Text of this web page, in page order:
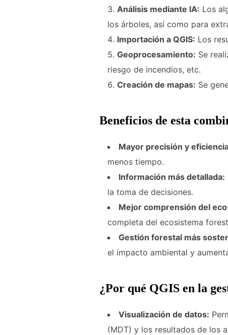
Análisis mediante IA: Los
los árboles, así como para
Importación a QGIS: Los
Geoprocesamiento: Se
riesgo de incendios, etc.
Creación de mapas: Se
Beneficios de esta
Mayor precisión y
menos tiempo.
Información más detallada:
la toma de decisiones.
Mejor comprensión del
completa del ecosistema
Gestión forestal más
el impacto ambiental y
¿Por qué QGIS en la
Visualización de datos:
(MDT) y los resultados de los